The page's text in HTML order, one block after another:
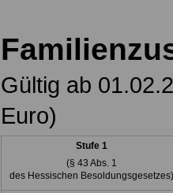
Gültig ab
Euro)
Stufe 1
(§ 43 Abs. 1
des Hessischen Besoldungsgesetzes)